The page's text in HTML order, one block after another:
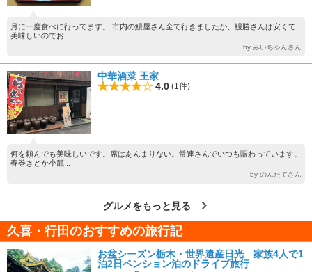
月に一度食べに行ってます。 市内の鰻屋さん全て行きましたが、鰻勝さんは安くて
美味しいのでお...
by みいちゃんさん
中華酒菜 王家
4.0 (1件)
何を頼んでも美味しいです。席はあんまりない。常連さんでいつも賑わっています。
春巻きとか小籠...
by のんたてさん
グルメをもっと見る
久喜・行田のおすすめの旅行記
お盆シーズン栃木・世界遺産日光 家族4人で1
泊2日ペンション泊のドライブ旅行